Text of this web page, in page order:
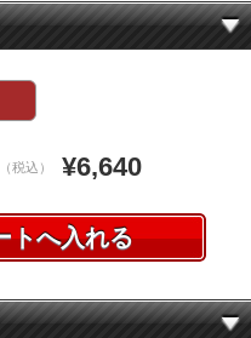
（税込） ¥6,640